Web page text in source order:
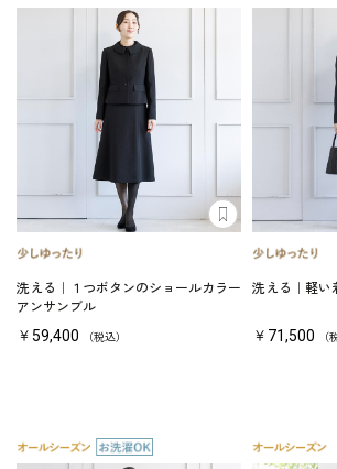
洗える｜１つボタンのショールカラー
アンサンブル
￥59,400 （税込）
洗える｜軽い
￥71,500 （